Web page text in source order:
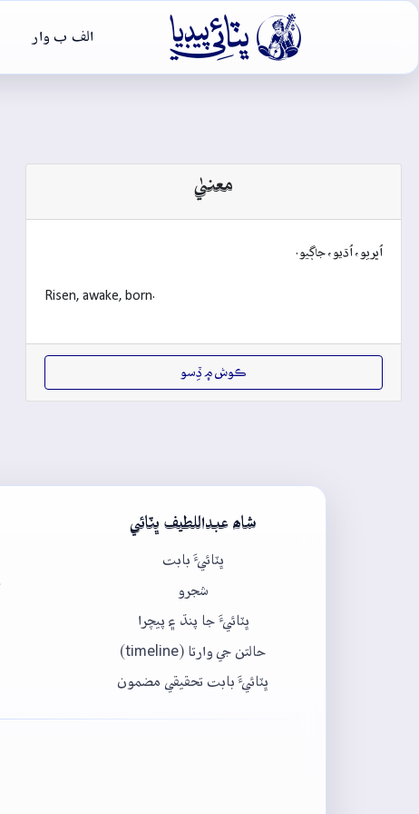
 الف ب وار
معنيٰ
اُڀريو، اُڌيو، جاڳيو.
Risen, awake, born.
ڪوش ۾ ڏِسو
شاھ عبداللطيف ڀٽائي
ڀٽائيءَ بابت
شجرو
ڀٽائيءَ جا پنڌ ۽ پيچرا
حالتن جي وارتا (timeline)
ڀٽائيءَ بابت تحقيقي مضمون